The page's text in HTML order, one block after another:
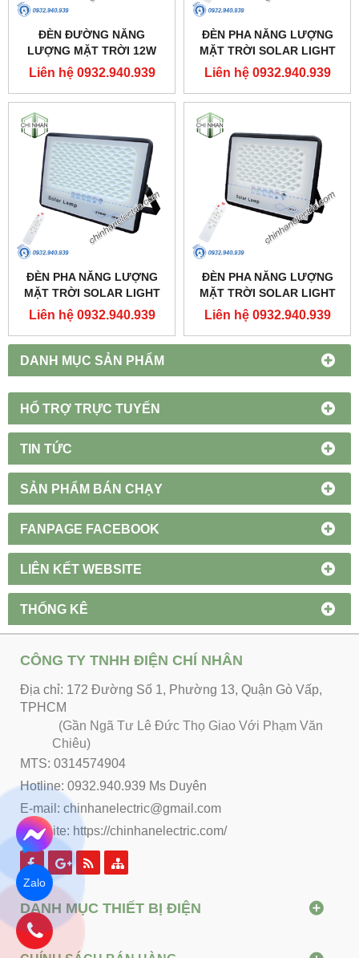
DANH MỤC SẢN PHẨM
HỔ TRỢ TRỰC TUYẾN
TIN TỨC
SẢN PHẨM BÁN CHẠY
FANPAGE FACEBOOK
LIÊN KẾT WEBSITE
THỐNG KÊ
ĐÈN ĐƯỜNG NĂNG
LƯỢNG MẶT TRỜI 12W
(SOLAR STREET LIGHT) -
LSS-12 - MPE
Liên hệ 0932.940.939
ĐÈN PHA NĂNG LƯỢNG
MẶT TRỜI SOLAR LIGHT
300W - SFLD-300 - MPE
Liên hệ 0932.940.939
ĐÈN PHA NĂNG LƯỢNG
MẶT TRỜI SOLAR LIGHT
200W - SFLD-200 - MPE
Liên hệ 0932.940.939
ĐÈN PHA NĂNG LƯỢNG
MẶT TRỜI SOLAR LIGHT
100W - SFLD-100 - MPE
Liên hệ 0932.940.939
CÔNG TY TNHH ĐIỆN CHÍ NHÂN
Địa chỉ: 172 Đường Số 1, Phường 13, Quận Gò Vấp,
TPHCM
(Gần Ngã Tư Lê Đức Thọ Giao Với Phạm Văn
Chiêu)
MTS: 0314574904
Hotline: 0932.940.939 Ms Duyên
E-mail: chinhanelectric@gmail.com
Website: https://chinhanelectric.com/
DANH MỤC THIẾT BỊ ĐIỆN
Zalo